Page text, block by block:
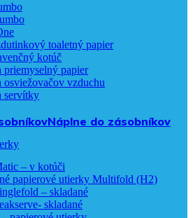
toaletný papier
kotúč
priemyselný papier
osviežovačov vzduchu
servítky
Náplne do zásobníkov
– v kotúči
papierové utierky Multifold (H2)
– skladané
skladané